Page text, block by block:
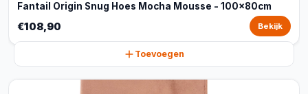
Fantail Origin Snug Hoes Mocha Mousse - 100x80cm
€108,90 Bekijk
Toevoegen